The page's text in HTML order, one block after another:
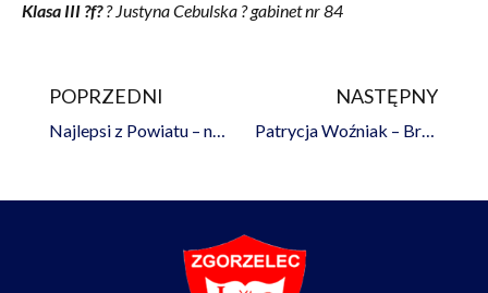
Klasa III ?f?? Justyna Cebulska ? gabinet nr 84
Prev
POPRZEDNI
Najlepsi z Powiatu – nagrodzeni Stypendium Starosty Zgorzeleckiego
NASTĘPNY
Patrycja Woźniak – Brązowa medalistka Mistrzostw Europy w Kickboxingu